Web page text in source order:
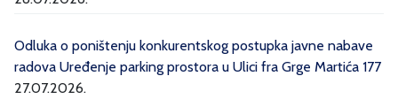
Odluka o poništenju konkurentskog postupka javne nabave
radova Uređenje parking prostora u Ulici fra Grge Martića 177
27.07.2026.